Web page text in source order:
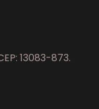
13083-873.